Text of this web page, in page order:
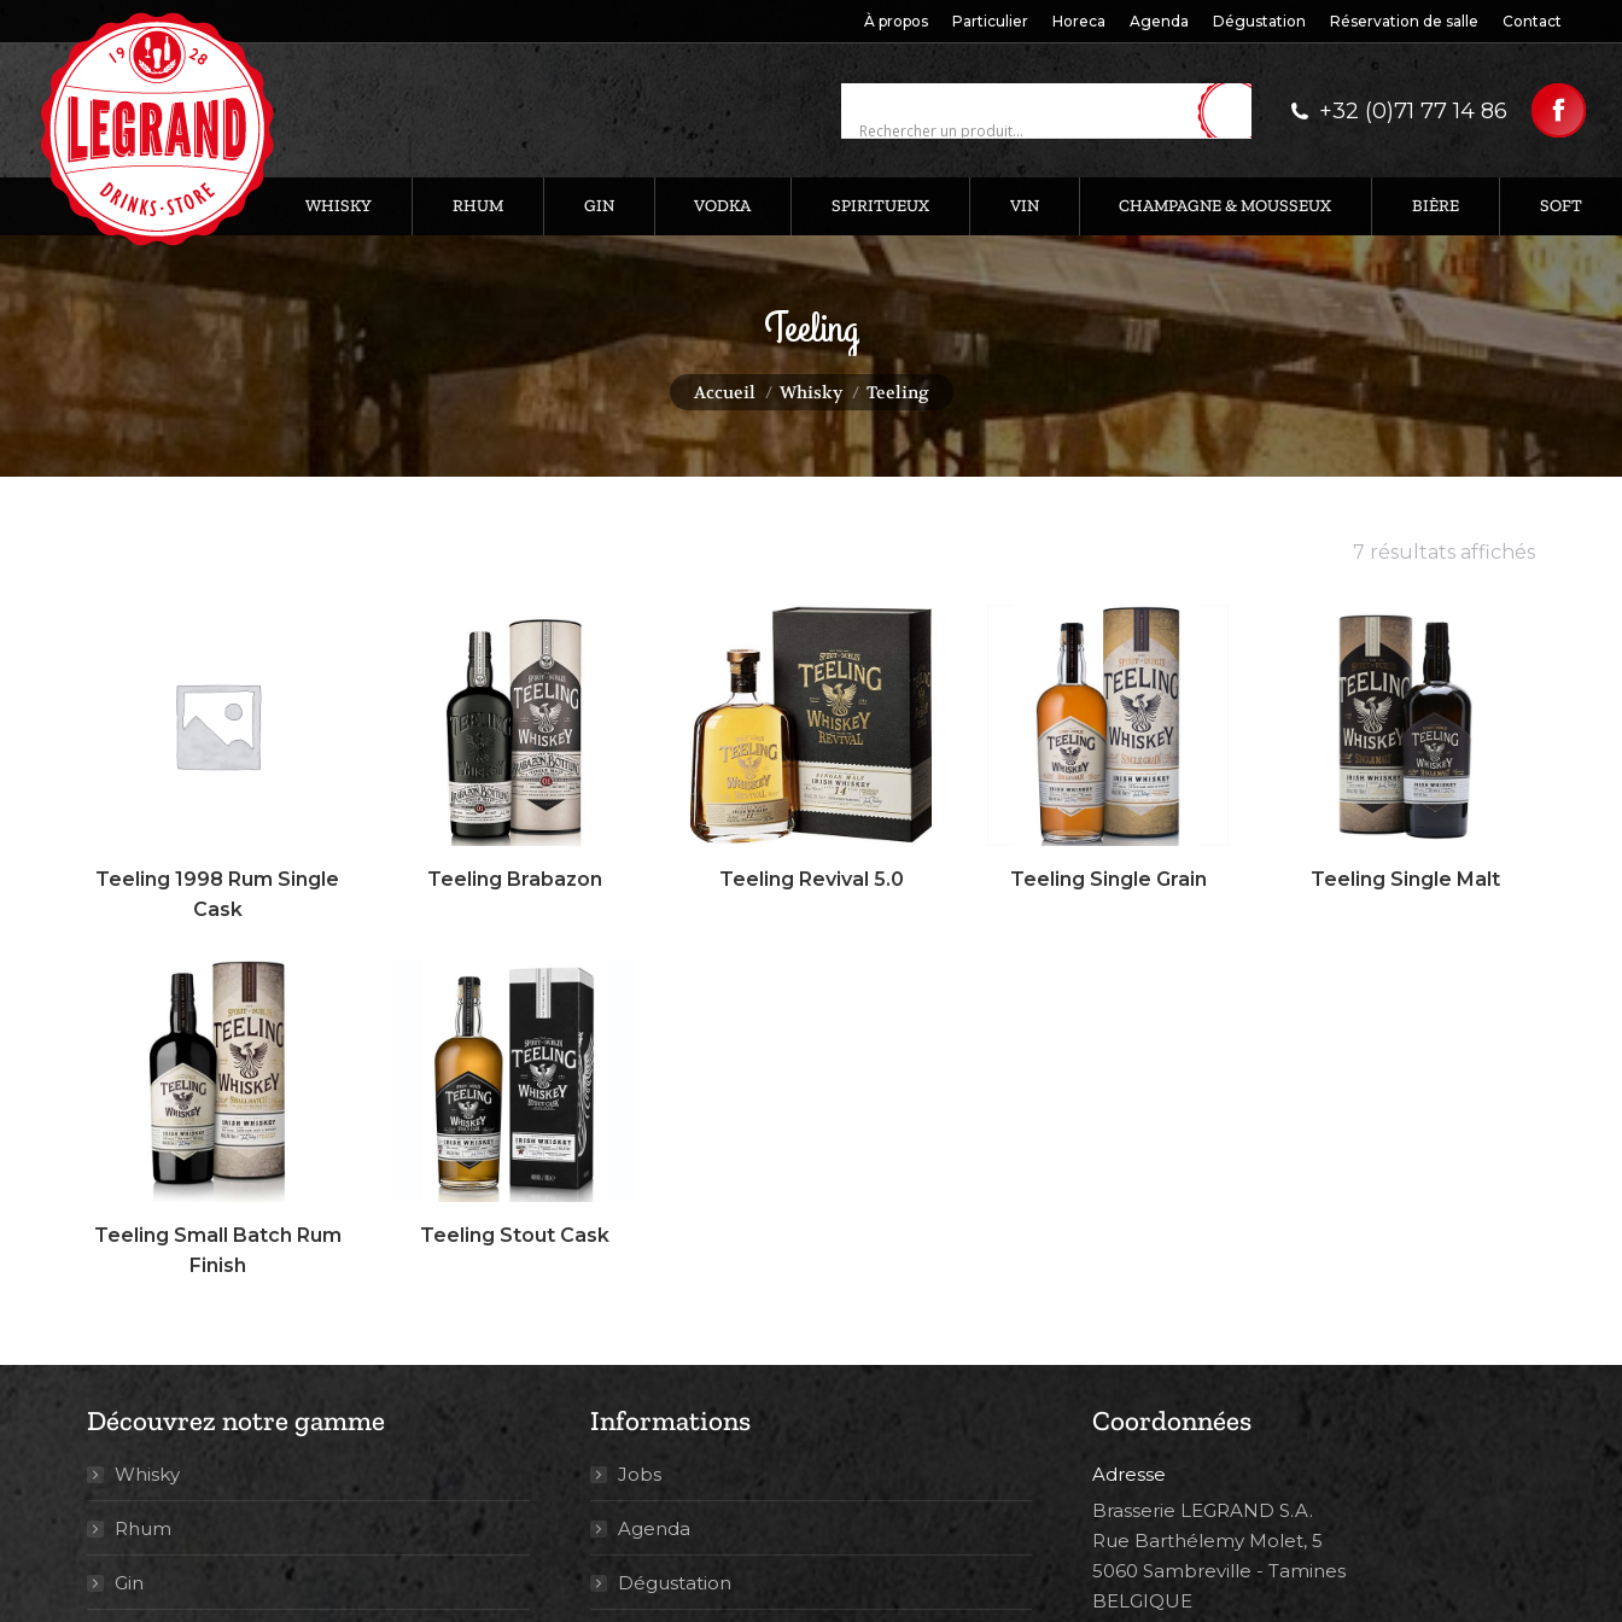
À propos Particulier Horeca Agenda Dégustation Réservation de salle Contact
+32 (0)71 77 14 86
WHISKY RHUM GIN VODKA SPIRITUEUX VIN CHAMPAGNE & MOUSSEUX BIÈRE SOFT
Teeling
Vous êtes ici :
Accueil Whisky Teeling
7 résultats affichés
Teeling 1998 Rum Single
Cask
Teeling Brabazon Teeling Revival 5.0 Teeling Single Grain Teeling Single Malt
Teeling Small Batch Rum
Finish
Teeling Stout Cask
Découvrez notre gamme
Whisky
Rhum
Gin
Informations
Jobs
Agenda
Dégustation
Coordonnées
Adresse
Brasserie LEGRAND S.A.
Rue Barthélemy Molet, 5
5060 Sambreville - Tamines
BELGIQUE